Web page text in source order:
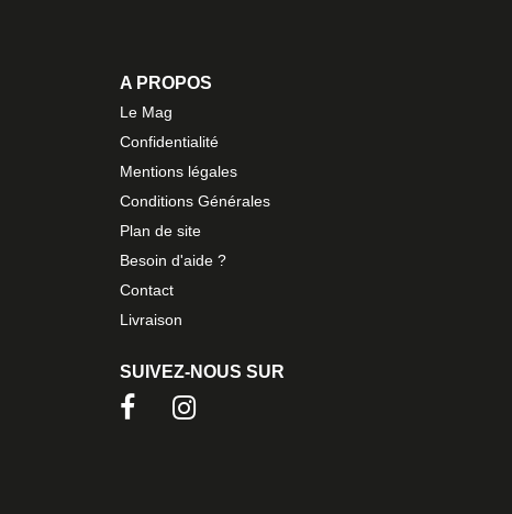
A PROPOS
Le Mag
Confidentialité
Mentions légales
Conditions Générales
Plan de site
Besoin d'aide ?
Contact
Livraison
SUIVEZ-NOUS SUR